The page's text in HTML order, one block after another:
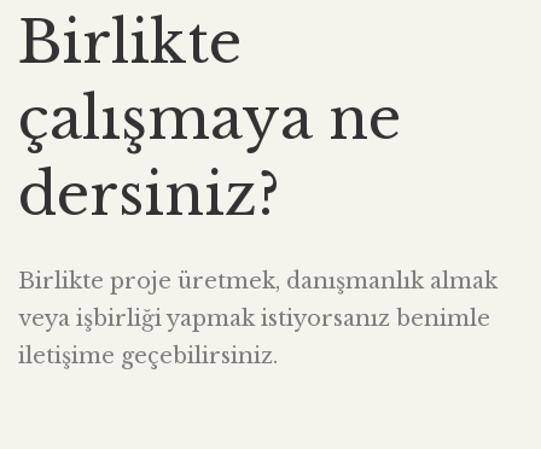
Birlikte
çalışmaya ne
dersiniz?
Birlikte proje üretmek, danışmanlık almak
veya işbirliği yapmak istiyorsanız benimle
iletişime geçebilirsiniz.